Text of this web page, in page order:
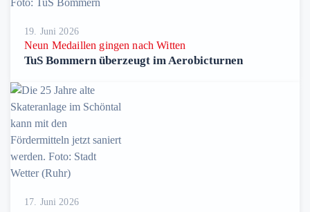
19. Juni 2026
Neun Medaillen gingen nach Witten
TuS Bommern überzeugt im Aerobicturnen
17. Juni 2026